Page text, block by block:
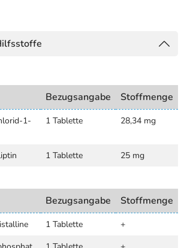
Bezugsangabe Stoffmenge
1-
1 Tablette 28,34 mg
1 Tablette
25 mg
Bezugsangabe Stoffmenge
1 Tablette
+